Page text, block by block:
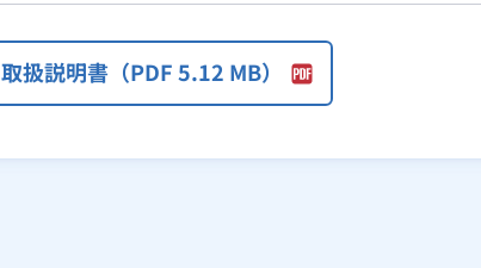
取扱説明書（PDF 5.12 MB）